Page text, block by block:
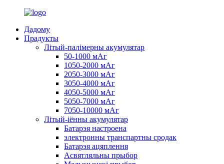
Дадому
Прадукты
Літый-палімерны акумулятар
50-1000 мАг
1050-2000 мАг
2050-3000 мАг
3050-4000 мАг
4050-5000 мАг
5050-7000 мАг
7050-10000 мАг
Літый-іённы акумулятар
Батарэя настроена
электронны транспартны сродак
Батарэя ацяплення
Асвятляльны прыбор